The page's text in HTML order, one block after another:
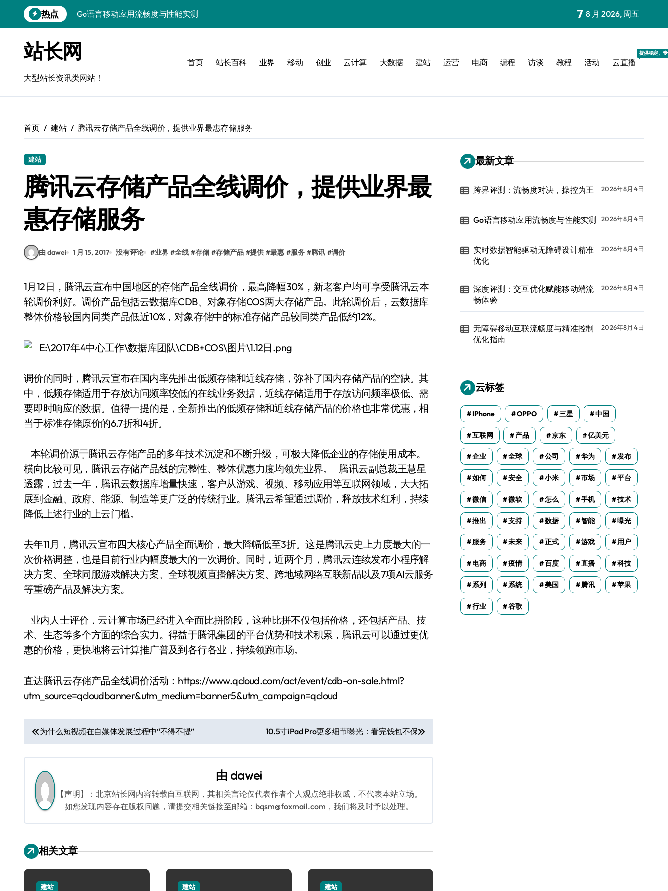
到
热点
Go语言移动应用流畅度与性能实测
深度评测：交互优化赋能移动端流畅体验
无障碍移动互联流畅度与精准控制优化指南
移动互联产品流畅度与精准控制优化实战
移动互联中计算机视觉流畅度与精准度评测
跨界评测：流畅度对决，操控为王
7 8 月 2026, 周五
站长网
大型站长资讯类网站！
首页 站长百科 业界 移动 创业 云计算 大数据 建站 运营 电商 编程 访谈 教程 活动 云直播
提供稳定、
首页 建站 腾讯云存储产品全线调价，提供业界最惠存储服务
建站
腾讯云存储产品全线调价，提供业界最
惠存储服务
由 dawei 1 月 15, 2017 没有评论 #业界 #全线 #存储 #存储产品 #提供 #最惠 #服务 #腾讯 #调价
1月12日，腾讯云宣布中国地区的存储产品全线调价，最高降幅30%，新老客户均可享受腾讯云本
轮调价利好。调价产品包括云数据库CDB、对象存储COS两大存储产品。此轮调价后，云数据库
整体价格较国内同类产品低近10%，对象存储中的标准存储产品较同类产品低约12%。
调价的同时，腾讯云宣布在国内率先推出低频存储和近线存储，弥补了国内存储产品的空缺。其
中，低频存储适用于存放访问频率较低的在线业务数据，近线存储适用于存放访问频率极低、需
要即时响应的数据。值得一提的是，全新推出的低频存储和近线存储产品的价格也非常优惠，相
当于标准存储原价的6.7折和4折。
本轮调价源于腾讯云存储产品的多年技术沉淀和不断升级，可极大降低企业的存储使用成本。
横向比较可见，腾讯云存储产品线的完整性、整体优惠力度均领先业界。 腾讯云副总裁王慧星
透露，过去一年，腾讯云数据库增量快速，客户从游戏、视频、移动应用等互联网领域，大大拓
展到金融、政府、能源、制造等更广泛的传统行业。腾讯云希望通过调价，释放技术红利，持续
降低上述行业的上云门槛。
去年11月，腾讯云宣布四大核心产品全面调价，最大降幅低至3折。这是腾讯云史上力度最大的一
次价格调整，也是目前行业内幅度最大的一次调价。同时，近两个月，腾讯云连续发布小程序解
决方案、全球同服游戏解决方案、全球视频直播解决方案、跨地域网络互联新品以及7项AI云服务
等重磅产品及解决方案。
业内人士评价，云计算市场已经进入全面比拼阶段，这种比拼不仅包括价格，还包括产品、技
术、生态等多个方面的综合实力。得益于腾讯集团的平台优势和技术积累，腾讯云可以通过更优
惠的价格，更快地将云计算推广普及到各行各业，持续领跑市场。
直达腾讯云存储产品全线调价活动：https://www.qcloud.com/act/event/cdb-on-sale.html?
utm_source=qcloudbanner&utm_medium=banner5&utm_campaign=qcloud
文
章
导
航
为什么短视频在自媒体发展过程中“不得不提” 10.5寸iPad Pro更多细节曝光：看完钱包不保
由 dawei
【声明】：北京站长网内容转载自互联网，其相关言论仅代表作者个人观点绝非权威，不代表本站立场。
如您发现内容存在版权问题，请提交相关链接至邮箱：bqsm@foxmail.com，我们将及时予以处理。
相关文章
建站 建站 建站
最新文章
跨界评测：流畅度对决，操控为王 2026年8月4日
Go语言移动应用流畅度与性能实测 2026年8月4日
实时数据智能驱动无障碍设计精准
优化
2026年8月4日
深度评测：交互优化赋能移动端流
畅体验
2026年8月4日
无障碍移动互联流畅度与精准控制
优化指南
2026年8月4日
云标签
IPhone OPPO 三星 中国
互联网 产品 京东 亿美元
企业 全球 公司 华为 发布
如何 安全 小米 市场 平台
微信 微软 怎么 手机 技术
推出 支持 数据 智能 曝光
服务 未来 正式 游戏 用户
电商 疫情 百度 直播 科技
系列 系统 美国 腾讯 苹果
行业 谷歌